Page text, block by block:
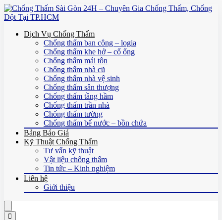
Dịch Vụ Chống Thấm
Chống thấm ban công – logia
Chống thấm khe hở – cổ ống
Chống thấm mái tôn
Chống thấm nhà cũ
Chống thấm nhà vệ sinh
Chống thấm sân thượng
Chống thấm tầng hầm
Chống thấm trần nhà
Chống thấm tường
Chống thấm bể nước – bồn chứa
Bảng Báo Giá
Kỹ Thuật Chống Thấm
Tư vấn kỹ thuật
Vật liệu chống thấm
Tin tức – Kinh nghiệm
Liên hệ
Giới thiệu